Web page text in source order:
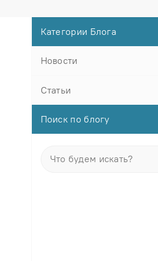
Категории Блога
Новости
Статьи
Поиск по блогу